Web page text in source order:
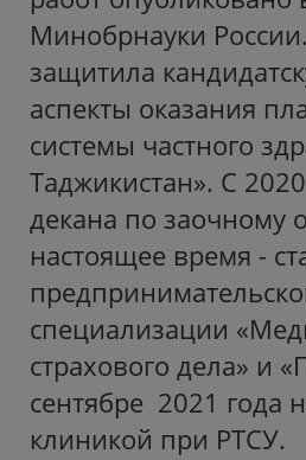
Минобрнауки
защитила
аспекты оказания
системы частного
Таджикистан». С
декана по заочному
настоящее время -
специализации
страхового дела» и
сентябре 2021
клиникой при РТСУ.